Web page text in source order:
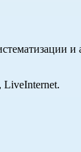
и
, LiveInternet.